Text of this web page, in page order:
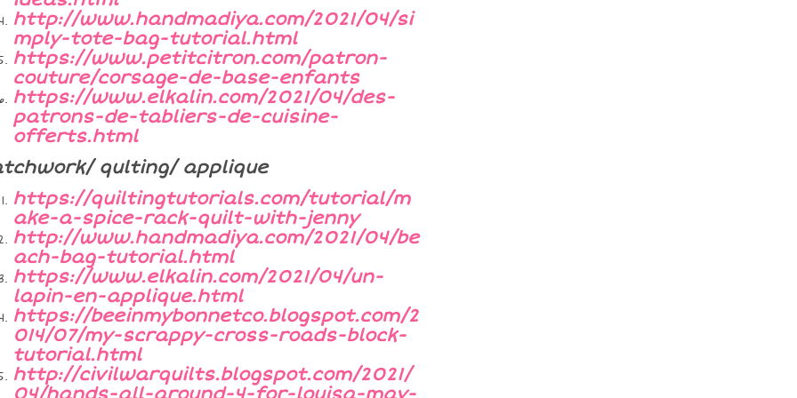
http://www.handmadiya.com/2021/04/si
mply-tote-bag-tutorial.html
https://www.petitcitron.com/patron-
couture/corsage-de-base-enfants
https://www.elkalin.com/2021/04/des-
patrons-de-tabliers-de-cuisine-
offerts.html
qulting/ applique
https://quiltingtutorials.com/tutorial/m
ake-a-spice-rack-quilt-with-jenny
http://www.handmadiya.com/2021/04/be
ach-bag-tutorial.html
https://www.elkalin.com/2021/04/un-
lapin-en-applique.html
https://beeinmybonnetco.blogspot.com/2
014/07/my-scrappy-cross-roads-block-
tutorial.html
http://civilwarquilts.blogspot.com/2021/